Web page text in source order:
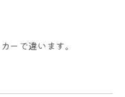
ーで違います。